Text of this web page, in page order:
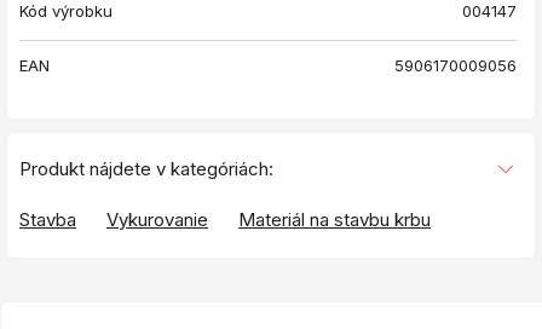
Kód výrobku 004147
EAN 5906170009056
Produkt nájdete v kategóriách:
Stavba Vykurovanie Materiál na stavbu krbu